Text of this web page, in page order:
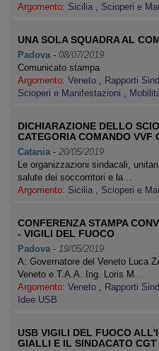
Argomento: Sicilia , Scioperi e
UNA SOLA SQUADRA AL
Padova - 08/07/2019
Comunicato stampa
Argomento: Veneto , Rapporti
Scioperi e Manifestazioni ,
DICHIARAZIONE DELLO
CATEGORIA COMANDO VVF
Catania - 20/05/2019
Le organizzazioni sindacali,
salute dei soccorritori e la…
Argomento: Sicilia , Scioperi e
CONFERENZA STAMPA
- VIGILI DEL FUOCO
Padova - 19/05/2019
A: Governatore del Veneto Luca
Veneto e T.A.A. Ing. Loris M…
Argomento: Veneto , Rapporti
Idee USB
USB VIGILI DEL FUOCO
GIALLI E IL SINDACATO CGT